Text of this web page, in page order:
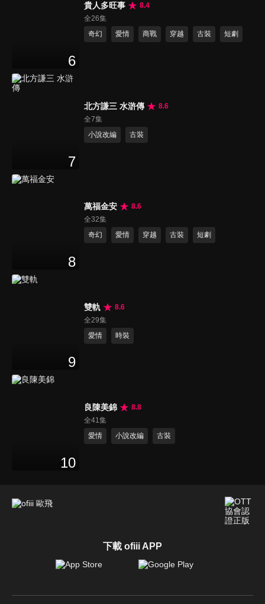
6
貴人多旺事
8.4
全26集
奇幻
愛情 商戰 穿越 古裝 短劇
7
北方謙三 水滸傳
8.6
全7集
小說改編
古裝
8
萬福金安
8.6
全32集
奇幻
愛情 穿越 古裝 短劇
9
雙軌
8.6
全29集
愛情
時裝
10
良陳美錦
8.8
全41集
愛情
小說改編 古裝
下載 ofiii APP